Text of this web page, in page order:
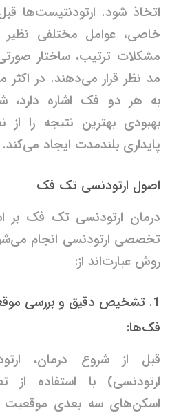
اتخاذ شود. ارتودنتیست‌ها
خاصی، عوامل مختلفی نظیر
مشکلات ترتیب، ساختار
مد نظر قرار می‌دهند. در اکثر
به هر دو فک اشاره دارد،
بهبودی بهترین نتیجه را از
پایداری بلند‌مدت ایجاد می‌کند.
اصول ارتودنسی تک فک
درمان ارتودنسی تک فک
تخصصی ارتودنسی انجام
روش عبارت‌اند از:
1. تشخیص دقیق و بررسی
فک‌ها:
قبل از شروع درمان،
ارتودنسی) با استفاده از
اسکن‌های سه بعدی موقعیت